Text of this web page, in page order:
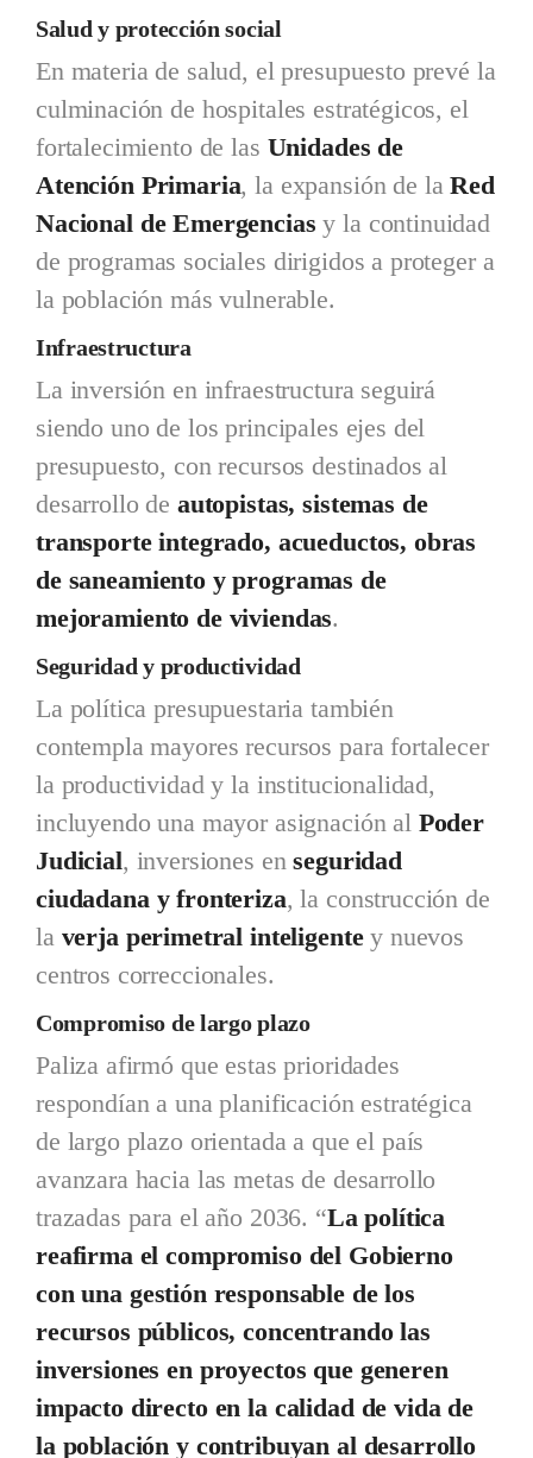
Salud y protección social
En materia de salud, el presupuesto prevé la
culminación de hospitales estratégicos, el
fortalecimiento de las Unidades de
Atención Primaria, la expansión de laRed
Nacional de Emergencias y la continuidad
de programas sociales dirigidos a proteger a
la población más vulnerable.
Infraestructura
La inversión en infraestructura seguirá
siendo uno de los principales ejes del
presupuesto, con recursos destinados al
desarrollo de autopistas, sistemas de
transporte integrado, acueductos, obras
de saneamiento y programas de
mejoramiento de viviendas.
Seguridad y productividad
La política presupuestaria también
contempla mayores recursos para fortalecer
la productividad y la institucionalidad,
incluyendo una mayor asignación al Poder
Judicial, inversiones enseguridad
ciudadana y fronteriza, la construcción de
la verja perimetral inteligentey nuevos
centros correccionales.
Compromiso de largo plazo
Paliza afirmó que estas prioridades
respondían a una planificación estratégica
de largo plazo orientada a que el país
avanzara hacia las metas de desarrollo
trazadas para el año 2036. “La política
reafirma el compromiso del Gobierno
con una gestión responsable de los
recursos públicos, concentrando las
inversiones en proyectos que generen
impacto directo en la calidad de vida de
la población y contribuyan al desarrollo